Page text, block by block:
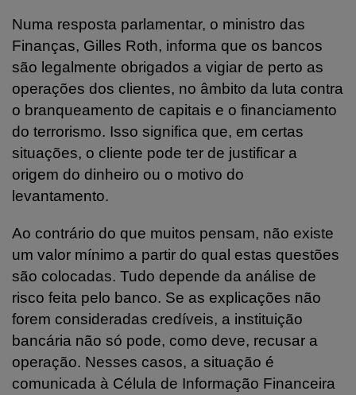
Numa resposta parlamentar, o ministro das
Finanças, Gilles Roth, informa que os bancos
são legalmente obrigados a vigiar de perto as
operações dos clientes, no âmbito da luta contra
o branqueamento de capitais e o financiamento
do terrorismo. Isso significa que, em certas
situações, o cliente pode ter de justificar a
origem do dinheiro ou o motivo do
levantamento.
Ao contrário do que muitos pensam, não existe
um valor mínimo a partir do qual estas questões
são colocadas. Tudo depende da análise de
risco feita pelo banco. Se as explicações não
forem consideradas credíveis, a instituição
bancária não só pode, como deve, recusar a
operação. Nesses casos, a situação é
comunicada à Célula de Informação Financeira